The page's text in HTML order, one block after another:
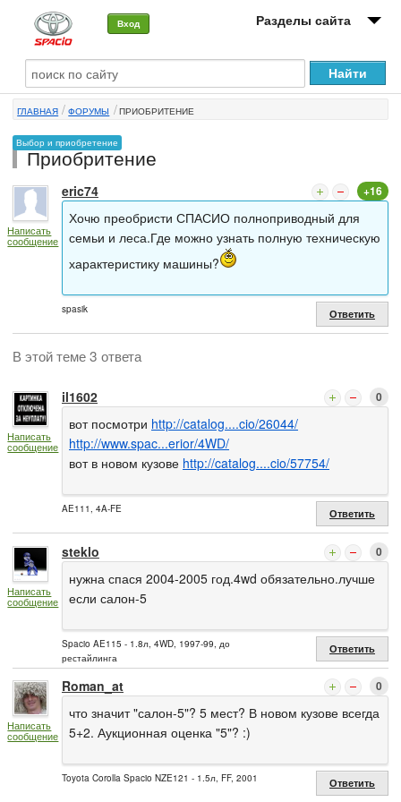
Вход Разделы сайта
О машине
Автоклуб
Форумы
Сервисы и услуги
Новости
ГЛАВНАЯ ФОРУМЫ ПРИОБРИТЕНИЕ
Выбор и приобретение
Приобритение
Написать
сообщение
eric74 +16
Хочю преобристи СПАСИО полноприводный для
семьи и леса.Где можно узнать полную техническую
характеристику машины?
spasik Ответить
В этой теме 3 ответа
Написать
сообщение
il1602 0
вот посмотри http://catalog....cio/26044/
http://www.spac...erior/4WD/
вот в новом кузове http://catalog....cio/57754/
AE111, 4A-FE Ответить
Написать
сообщение
steklo 0
нужна спася 2004-2005 год.4wd обязательно.лучше
если салон-5
Spacio AE115 - 1.8л, 4WD, 1997-99, до
рестайлинга
Ответить
Написать
сообщение
Roman_at 0
что значит "салон-5"? 5 мест? В новом кузове всегда
5+2. Аукционная оценка "5"? :)
Toyota Corolla Spacio NZE121 - 1.5л, FF, 2001 Ответить